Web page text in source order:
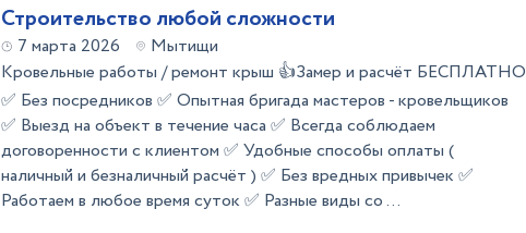
Строительство любой сложности
7 марта 2026
Мытищи
Кровельные работы / ремонт крыш 👍Замер и расчёт БЕСПЛАТНО
✅ Без посредников ✅ Опытная бригада мастеров - кровельщиков
✅ Выезд на объект в течение часа ✅ Всегда соблюдаем
договоренности с клиентом ✅ Удобные способы оплаты (
наличный и безналичный расчёт ) ✅ Без вредных привычек ✅
Работаем в любое время суток ✅ Разные виды со ...